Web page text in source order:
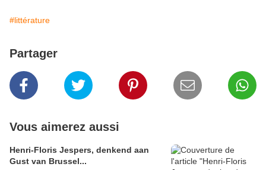
#littérature
Partager
Vous aimerez aussi
Henri-Floris Jespers, denkend aan
Gust van Brussel...